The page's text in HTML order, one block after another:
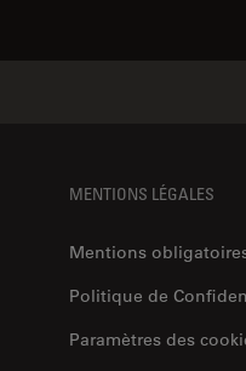
MENTIONS LÉGALES
Mentions
Politique de
Paramètres des